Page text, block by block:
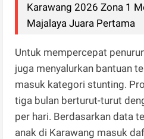
Karawang 2026 Zona 1
Majalaya Juara Pertama
Untuk mempercepat
juga menyalurkan bantuan
masuk kategori stunting.
tiga bulan berturut-turut
per hari. Berdasarkan data
anak di Karawang masuk